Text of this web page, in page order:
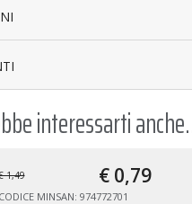
interessarti
1,49 € 0,79
CODICE MINSAN: 974772701